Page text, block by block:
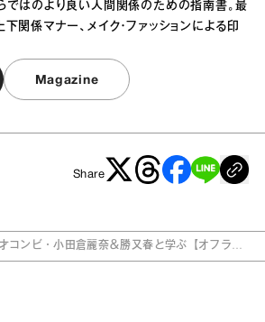
ではのより良い人間関係のための指南書。最
関係マナー、メイク・ファッションによる印
Magazine
Share
コンビ・小田倉麗奈＆勝又春と学ぶ【オフライ